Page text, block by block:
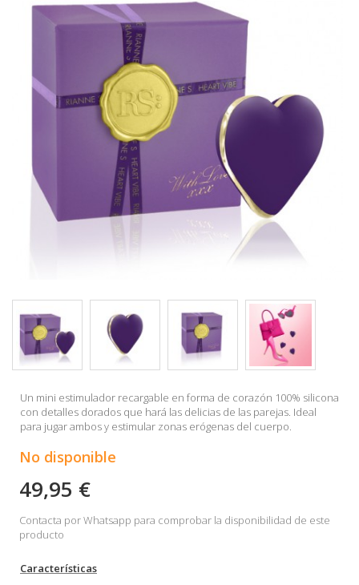
Un mini estimulador recargable en forma de corazón 100% silicona
con detalles dorados que hará las delicias de las parejas. Ideal
para jugar ambos y estimular zonas erógenas del cuerpo.
No disponible
49,95 €
Contacta por Whatsapp para comprobar la disponibilidad de este
producto
Características